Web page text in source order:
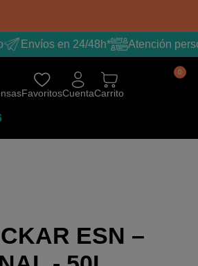
Envíos en 24/48h* Atención
FavoritosCuentaCarrito
0
ESN –